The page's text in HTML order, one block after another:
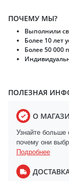
ПОЧЕМУ МЫ?
Выполнили
Более 10 лет
Более 50 000
ПОЛЕЗНАЯ
О
Узнайте
почему они
Подробнее